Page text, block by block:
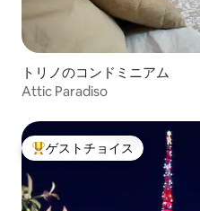
トリノのコンドミニアム
Attic Paradiso
大好評のゲストチョイスです。
ゲストチョイス